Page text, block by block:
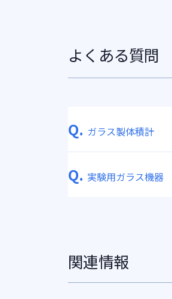
よくある質問
Q. ガラス製体積計
Q. 実験用ガラス機器
関連情報